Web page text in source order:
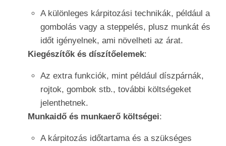
A különleges kárpitozási technikák, például a
gombolás vagy a steppelés, plusz munkát és
időt igényelnek, ami növelheti az árat.
Kiegészítők és díszítőelemek:
Az extra funkciók, mint például díszpárnák,
rojtok, gombok stb., további költségeket
jelenthetnek.
Munkaidő és munkaerő költségei:
A kárpitozás időtartama és a szükséges